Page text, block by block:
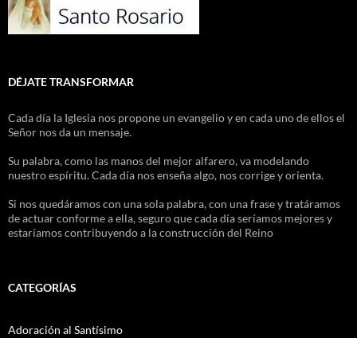
DÉJATE TRANSFORMAR
Cada día la Iglesia nos propone un evangelio y en cada uno de ellos el
Señor nos da un mensaje.
Su palabra, como las manos del mejor alfarero, va modelando
nuestro espíritu. Cada día nos enseña algo, nos corrige y orienta.
Si nos quedáramos con una sola palabra, con una frase y tratáramos
de actuar conforme a ella, seguro que cada día seríamos mejores y
estaríamos contribuyendo a la construcción del Reino
CATEGORÍAS
Adoración al Santísimo